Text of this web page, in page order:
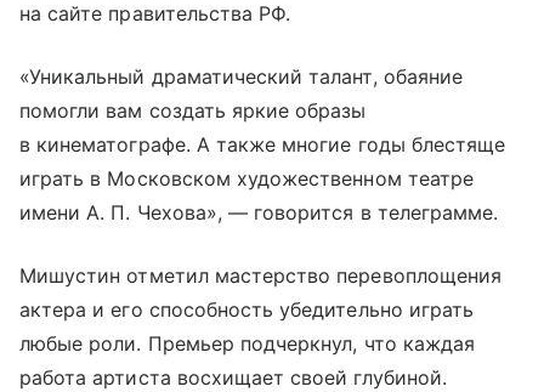
на сайте правительства РФ.
«Уникальный драматический талант, обаяние
помогли вам создать яркие образы
в кинематографе. А также многие годы блестяще
играть в Московском художественном театре
имени А. П. Чехова», — говорится в телеграмме.
Мишустин отметил мастерство перевоплощения
актера и его способность убедительно играть
любые роли. Премьер подчеркнул, что каждая
работа артиста восхищает своей глубиной.